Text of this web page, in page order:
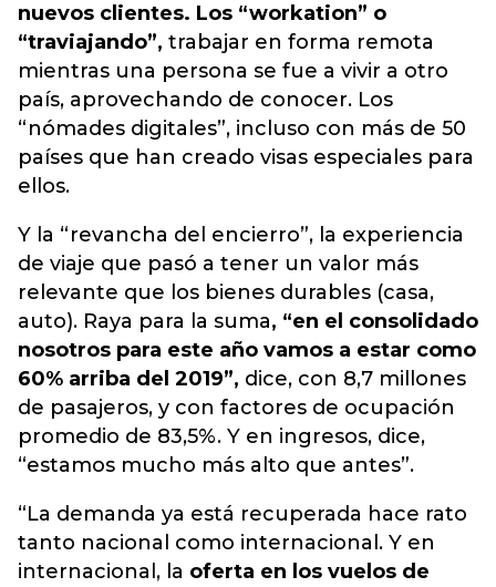
nuevos clientes. Los “workation” o
“traviajando”, trabajar en forma remota
mientras una persona se fue a vivir a otro
país, aprovechando de conocer. Los
“nómades digitales”, incluso con más de 50
países que han creado visas especiales para
ellos.
Y la “revancha del encierro”, la experiencia
de viaje que pasó a tener un valor más
relevante que los bienes durables (casa,
auto). Raya para la suma, “en el consolidado
nosotros para este año vamos a estar como
60% arriba del 2019”, dice, con 8,7 millones
de pasajeros, y con factores de ocupación
promedio de 83,5%. Y en ingresos, dice,
“estamos mucho más alto que antes”.
“La demanda ya está recuperada hace rato
tanto nacional como internacional. Y en
internacional, la oferta en los vuelos de